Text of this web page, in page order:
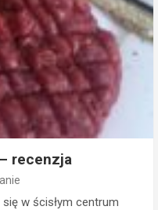
recenzja
w ścisłym centrum